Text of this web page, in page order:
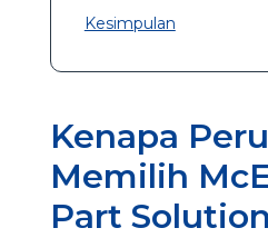
Kesimpulan
Kenapa
Memilih
Part